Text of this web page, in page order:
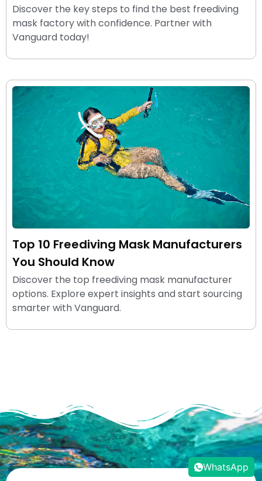
Discover the key steps to find the best freediving
mask factory with confidence. Partner with
Vanguard today!
Top 10 Freediving Mask Manufacturers
You Should Know
Discover the top freediving mask manufacturer
options. Explore expert insights and start sourcing
smarter with Vanguard.
WhatsApp